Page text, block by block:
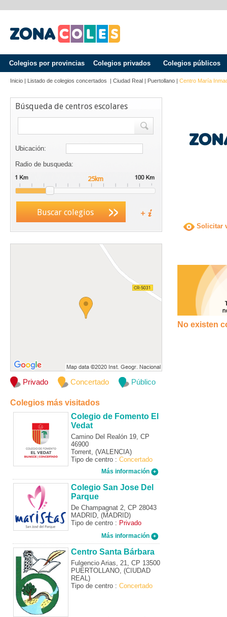
Colegios por provincias Colegios privados Colegios públicos
Inicio | Listado de colegios concertados | Ciudad Real | Puertollano | Centro María
Búsqueda de centros escolares
Ubicación:
Radio de busqueda:
Buscar colegios
Privado Concertado Público
Colegios más visitados
Colegio de Fomento El
Vedat
Camino Del Realón 19, CP
46900
Torrent, (VALENCIA)
Tipo de centro : Concertado
Más información
Colegio San Jose Del
Parque
De Champagnat 2, CP 28043
MADRID, (MADRID)
Tipo de centro : Privado
Más información
Centro Santa Bárbara
Fulgencio Arias, 21, CP 13500
PUERTOLLANO, (CIUDAD
REAL)
Tipo de centro : Concertado
Solicitar
No existen